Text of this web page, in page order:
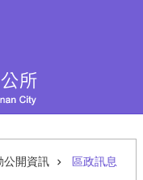
公開資訊 區政訊息